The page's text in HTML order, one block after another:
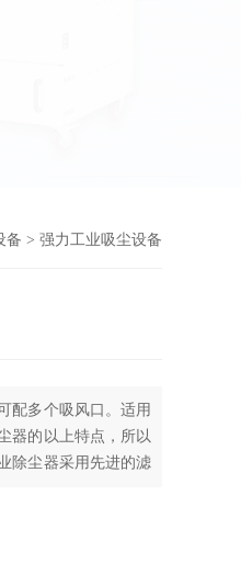
备 > 强力工业吸尘设备
配多个吸风口。适用
器的以上特点，所以
除尘器采用先进的滤